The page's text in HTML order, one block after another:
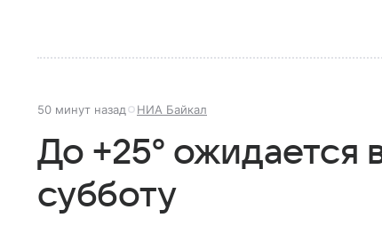
50 минут назад НИА Байкал
До +25° ожидается
субботу